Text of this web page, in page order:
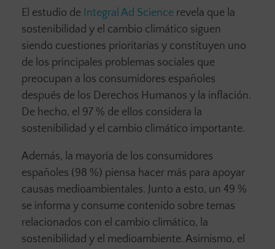
El estudio de Integral Ad Science revela que la
sostenibilidad y el cambio climático siguen
siendo cuestiones prioritarias y constituyen uno
de los principales problemas sociales que
preocupan a los consumidores españoles
después de los Derechos Humanos y la inflación.
De hecho, el 97 % de ellos considera la
sostenibilidad y el cambio climático importante.
Además, la mayoría de los consumidores
españoles (98 %) piensa hacer más para apoyar
causas medioambientales. Junto a esto, un 49 %
se informa y consume contenido sobre temas
relacionados con el cambio climático, la
sostenibilidad y el medioambiente. Asimismo, el